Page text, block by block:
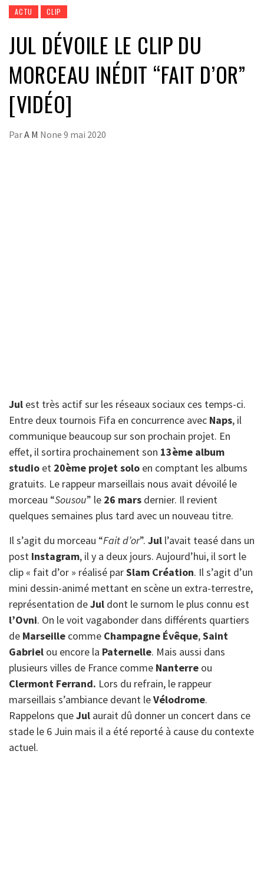
ACTU CLIP
JUL DÉVOILE LE CLIP DU
MORCEAU INÉDIT “FAIT D’OR”
[VIDÉO]
ParA M None 9 mai 2020
Jul est très actif sur les réseaux sociaux ces temps-ci.
Entre deux tournois Fifa en concurrence avec Naps, il
communique beaucoup sur son prochain projet. En
effet, il sortira prochainement son 13ème album
studio et 20ème projet solo en comptant les albums
gratuits. Le rappeur marseillais nous avait dévoilé le
morceau “Sousou” le 26 mars dernier. Il revient
quelques semaines plus tard avec un nouveau titre.
Il s’agit du morceau “Fait d’or”. Jul l’avait teasé dans un
post Instagram, il y a deux jours. Aujourd’hui, il sort le
clip « fait d’or » réalisé parSlam Création. Il s’agit d’un
mini dessin-animé mettant en scène un extra-terrestre,
représentation deJul dont le surnom le plus connu est
l’Ovni. On le voit vagabonder dans différents quartiers
de Marseille comme Champagne Évêque,Saint
Gabriel ou encore la Paternelle. Mais aussi dans
plusieurs villes de France comme Nanterre ou
Clermont Ferrand. Lors du refrain, le rappeur
marseillais s’ambiance devant leVélodrome.
Rappelons queJul aurait dû donner un concert dans ce
stade le 6 Juin mais il a été reporté à cause du contexte
actuel.